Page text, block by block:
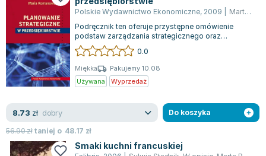
Lorraine Warren
Ajahn Brahm
Lucinda Riley
Jacek Walkiewicz
Polskie Wydawnictwo Ekonomiczne, 2009
Marta Romanowska
Podręcznik ten oferuje przystępne omówienie
podstaw zarządzania strategicznego oraz
sugerowane metody tworzenia planu strategiczne...
0.0
Miękka
Pakujemy 10.08
Używana
Wyprzedaż
8.73 zł dobry
56.90złtaniej o 48.17 zł
Do koszyka
Smaki kuchni francuskiej